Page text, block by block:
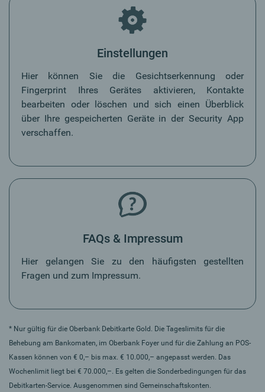
Einstellungen
Hier können Sie die Gesichtserkennung oder
Fingerprint Ihres Gerätes aktivieren, Kontakte
bearbeiten oder löschen und sich einen Überblick
über Ihre gespeicherten Geräte in der Security App
verschaffen.
FAQs & Impressum
Hier gelangen Sie zu den häufigsten gestellten
Fragen und zum Impressum.
* Nur gültig für die Oberbank Debitkarte Gold. Die Tageslimits für die
Behebung am Bankomaten, im Oberbank Foyer und für die Zahlung an POS-
Kassen können von € 0,– bis max. € 10.000,– angepasst werden. Das
Wochenlimit liegt bei € 70.000,–. Es gelten die Sonderbedingungen für das
Debitkarten-Service. Ausgenommen sind Gemeinschaftskonten.